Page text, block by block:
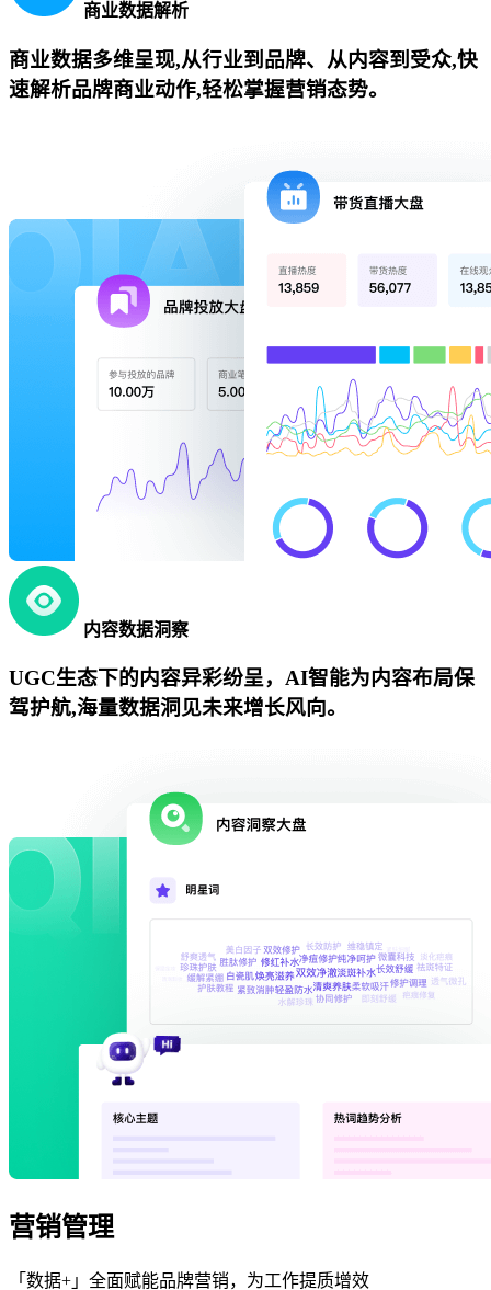
商业数据解析
商业数据多维呈现,从行业到品牌、从内容到受众,快
速解析品牌商业动作,轻松掌握营销态势。
内容数据洞察
UGC生态下的内容异彩纷呈，AI智能为内容布局保
驾护航,海量数据洞见未来增长风向。
营销管理
「数据+」全面赋能品牌营销，为工作提质增效